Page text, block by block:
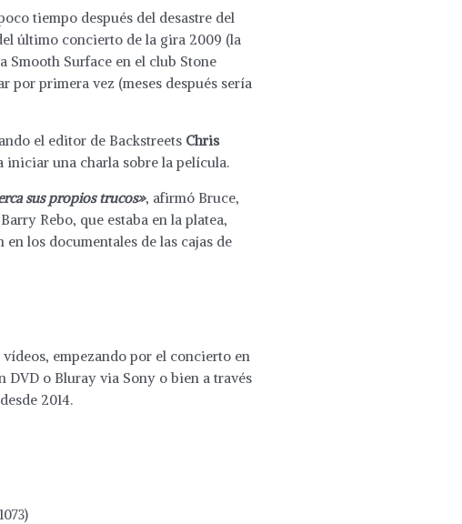
tiempo después del desastre del
último concierto de la gira 2009 (la
Smooth Surface en el club Stone
por primera vez (meses después sería
el editor de Backstreets Chris
iniciar una charla sobre la película.
sus propios trucos», afirmó Bruce,
Rebo, que estaba en la platea,
los documentales de las cajas de
empezando por el concierto en
DVD o Bluray via Sony o bien a través
2014.